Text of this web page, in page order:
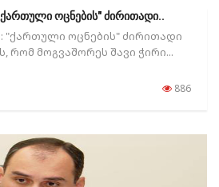
ოცნების" ძირითადი..
"ქართული ოცნების" ძირითადი
რომ მოგვაშორეს შავი ჭირი...
886